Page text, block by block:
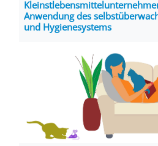
Anwendung des
und Hygienesystems